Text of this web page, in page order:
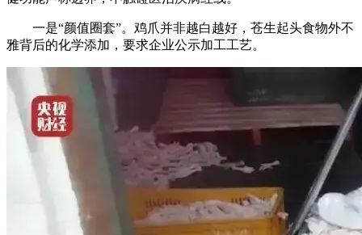
一是“颜值圈套”。鸡爪并非越白越好，苍生起头食物外不
雅背后的化学添加，要求企业公示加工工艺。